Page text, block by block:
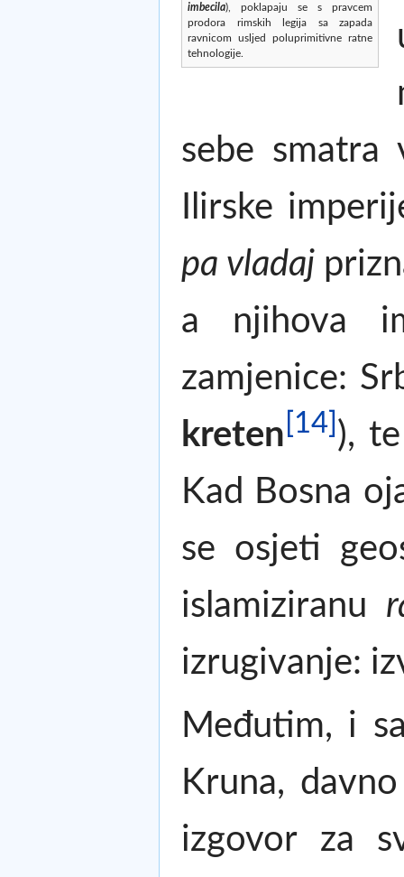
imbecila), poklapaju se s pravcem
prodora rimskih legija sa zapada
ravnicom usljed poluprimitivne ratne
tehnologije.
sebe smatra
Ilirske
pa vladaj
a njihova
zamjenice:
kreten [14] ),
Kad Bosna
se osjeti
islamiziranu
izrugivanje:
Međutim, i
Kruna,
izgovor za